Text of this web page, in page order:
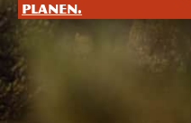
planen.